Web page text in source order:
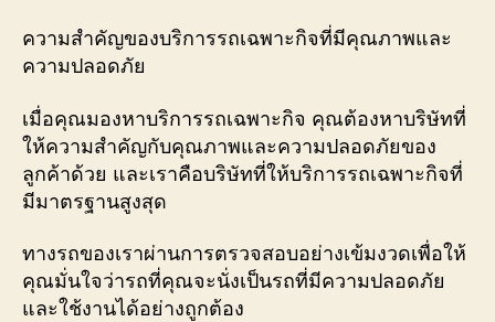
ความสำคัญของบริการรถเฉพาะกิจที่มีคุณภาพและ
ความปลอดภัย
เมื่อคุณมองหาบริการรถเฉพาะกิจ คุณต้องหาบริษัทที่
ให้ความสำคัญกับคุณภาพและความปลอดภัยของ
ลูกค้าด้วย และเราคือบริษัทที่ให้บริการรถเฉพาะกิจที่
มีมาตรฐานสูงสุด
ทางรถของเราผ่านการตรวจสอบอย่างเข้มงวดเพื่อให้
คุณมั่นใจว่ารถที่คุณจะนั่งเป็นรถที่มีความปลอดภัย
และใช้งานได้อย่างถูกต้อง